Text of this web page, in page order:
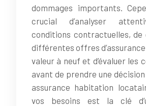
dommages importants.
crucial d’analyser
conditions contractuelles, de
différentes offres
valeur à neuf et d’évaluer les
avant de prendre une
assurance habitation
vos besoins est la clé